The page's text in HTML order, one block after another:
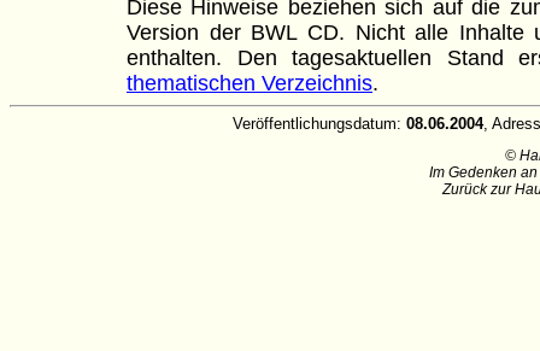
Diese Hinweise beziehen sich auf die
Version der BWL CD. Nicht alle Inhalte
enthalten. Den tagesaktuellen Stand
thematischen Verzeichnis.
Veröffentlichungsdatum: 08.06.2004,
©
Im Gedenken
Zurück zur